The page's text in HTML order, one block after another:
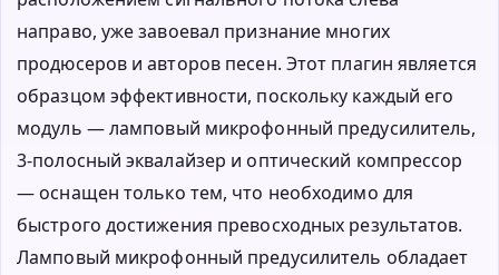
направо, уже завоевал признание многих
продюсеров и авторов песен. Этот плагин является
образцом эффективности, поскольку каждый его
модуль — ламповый микрофонный предусилитель,
3-полосный эквалайзер и оптический компрессор
— оснащен только тем, что необходимо для
быстрого достижения превосходных результатов.
Ламповый микрофонный предусилитель обладает